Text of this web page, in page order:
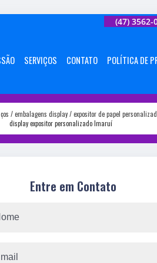
(47) 3562-
SERVIÇOS CONTATO POLÍTICA DE
embalagens display
expositor de papel
display expositor personalizado Imaruí
Entre em Contato